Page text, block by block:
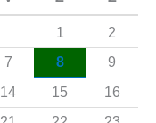
1
2
7 8
9
14 15
16